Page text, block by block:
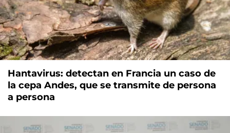
Hantavirus: detectan en Francia un caso de
la cepa Andes, que se transmite de persona
a persona